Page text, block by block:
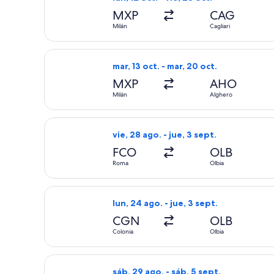
MXP
Milán
CAG
Cagliari
mar, 13 oct. - mar, 20 oct.
MXP
Milán
AHO
Alghero
Seleccionar vuelo de Ryanair, con
vie, 28 ago. - jue, 3 sept.
FCO
Roma
OLB
Olbia
Seleccionar vuelo de AeroItalia, con
lun, 24 ago. - jue, 3 sept.
CGN
Colonia
OLB
Olbia
Seleccionar vuelo de Eurowings,
sáb, 29 ago. - sáb, 5 sept.
Seleccionar vuelo de Neos S.P.A.,